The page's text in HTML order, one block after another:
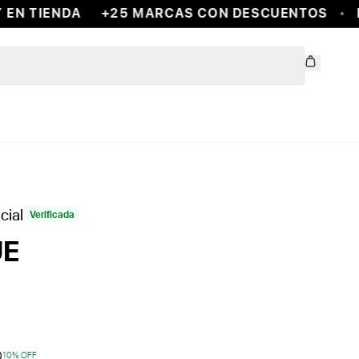
TIENDA +25 MARCAS CON DESCUENTOS
Verificada
10% OFF